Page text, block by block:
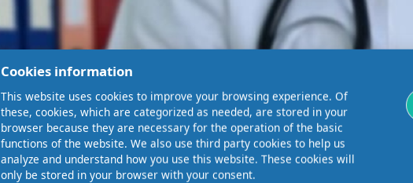
Cookies information
This website uses cookies to improve your browsing experience. Of
these, cookies, which are categorized as needed, are stored in your
browser because they are necessary for the operation of the basic
functions of the website. We also use third party cookies to help us
analyze and understand how you use this website. These cookies will
only be stored in your browser with your consent.